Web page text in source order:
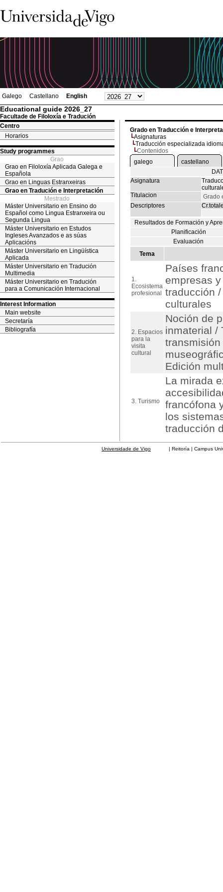
Galego Castellano English
Educational guide 2026_27
Facultade de Filoloxía e Tradución
Centro
Horarios
Study programmes
Grao
Grao en Filoloxía Aplicada Galega e
Española
Grao en Linguas Estranxeiras
Grao en Tradución e Interpretación
Mestrado
Máster Universitario en Ensino do
Español como Lingua Estranxeira ou
Segunda Lingua
Máster Universitario en Estudos
Ingleses Avanzados e as súas
Aplicacións
Máster Universitario en Lingüística
Aplicada
Máster Universitario en Tradución
Multimedia
Máster Universitario en Tradución
para a Comunicación Internacional
Interest Information
Main website
Secretaría
Bibliografía
Grado en Traducción e
Asignaturas
Traducción especializada
Contenidos
galego
castellano
Asignatura
Titulacion
Grado
Descriptores
Resultados de Formación y
Planificación
Evaluación
Tema
1.
Ecosistema
profesional
Países
empresas
traducción
culturales
2. Espacios
para la
visita
cultural
Noción de
inmaterial /
Edición
3. Turismo
La mirada
francófona
los
traducción
Universidade de Vigo | Reitoría | Campus